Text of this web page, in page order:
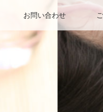
お問い合わせ